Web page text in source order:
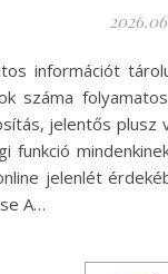
információt
száma
jelentős
funkció
jelenlét
A…